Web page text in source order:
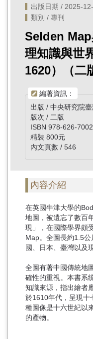
出版日期 / 2025-
類別 / 專刊
Selden
理知識與世
1620）（二
編著資訊：
出版 / 中央研究院
版次 / 二版
ISBN 978-626-
精裝 800元
內文頁數 / 546
內容介紹
在英國牛津大學的
地圖，被遺忘了數百
現」，在國際學界頗
Map。全圖長約1.5
國、日本、臺灣以及
全圖有著中國傳統地
確性的重視。本書系
知識來源，指出繪者
於1610年代，呈現十
種圖像是十六世紀以
的產物。